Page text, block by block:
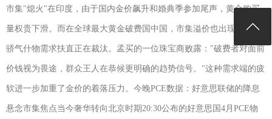
市集"熄火"在印度，由于国内金价飙升和婚典季参加尾声，黄金购买
量权贵下滑。而在全球最大黄金破费国中国，市集溢价也出现回落，
骄气什物需求扶直正在裁汰。孟买的一位珠宝商败露："破费者对面前
价钱视为畏途，群众王人在恭候更明确的趋势信号。"这种需求端的疲
软进一步加重了金价的着落压力。今晚PCE数据：好意思联储的降息
悬念市集焦点当今奢华转向北京时期20:30公布的好意思国4月PCE物